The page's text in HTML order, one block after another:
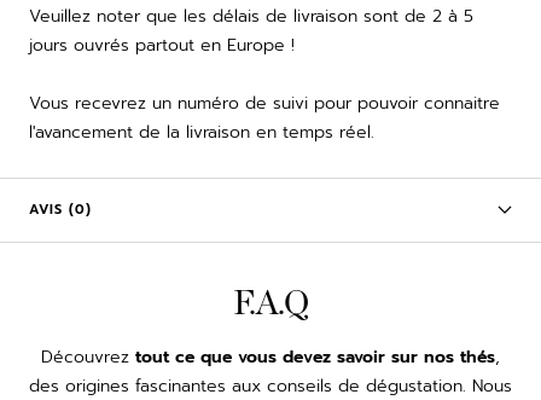
Veuillez noter que les délais de livraison sont de 2 à 5
jours ouvrés partout en Europe !
Vous recevrez un numéro de suivi pour pouvoir connaitre
l'avancement de la livraison en temps réel.
AVIS (0)
F.A.Q
Découvrez tout ce que vous devez savoir sur nos thés,
des origines fascinantes aux conseils de dégustation. Nous